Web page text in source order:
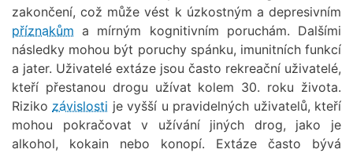
zakončení, což může vést k úzkostným a depresivním
příznakům a mírným kognitivním poruchám. Dalšími
následky mohou být poruchy spánku, imunitních funkcí
a jater. Uživatelé extáze jsou často rekreační uživatelé,
kteří přestanou drogu užívat kolem 30. roku života.
Riziko závislosti je vyšší u pravidelných uživatelů, kteří
mohou pokračovat v užívání jiných drog, jako je
alkohol, kokain nebo konopí. Extáze často bývá